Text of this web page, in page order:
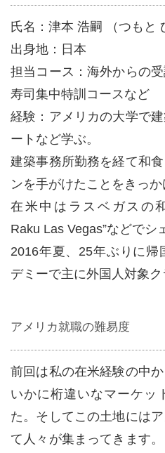
氏名：津本 浩嗣 （つもと
出身地：日本
担当コース：海外からの
寿司集中特訓コースなど
経験：アメリカの大学で
ートなど学ぶ。
建築事務所勤務を経て和
ンを手がけたことをきっか
在米中はラスベガスの
Raku Las Vegas”などでシ
2016年夏、25年ぶりに帰
デミーで主に外国人対象ク
アメリカ就職の難易度
前回は私の在米経験の中
いかに桁違いなマーケッ
た。そしてこの土地には
て人々が集まってきます